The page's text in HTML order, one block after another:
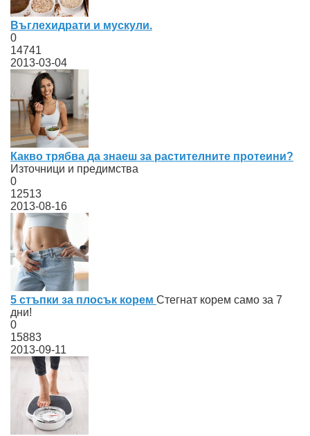
Въглехидрати и мускули.
0
14741
2013-03-04
Какво трябва да знаеш за растителните протеини?
Източници и предимства
0
12513
2013-08-16
5 стъпки за плосък корем Стегнат корем само за 7
дни!
0
15883
2013-09-11